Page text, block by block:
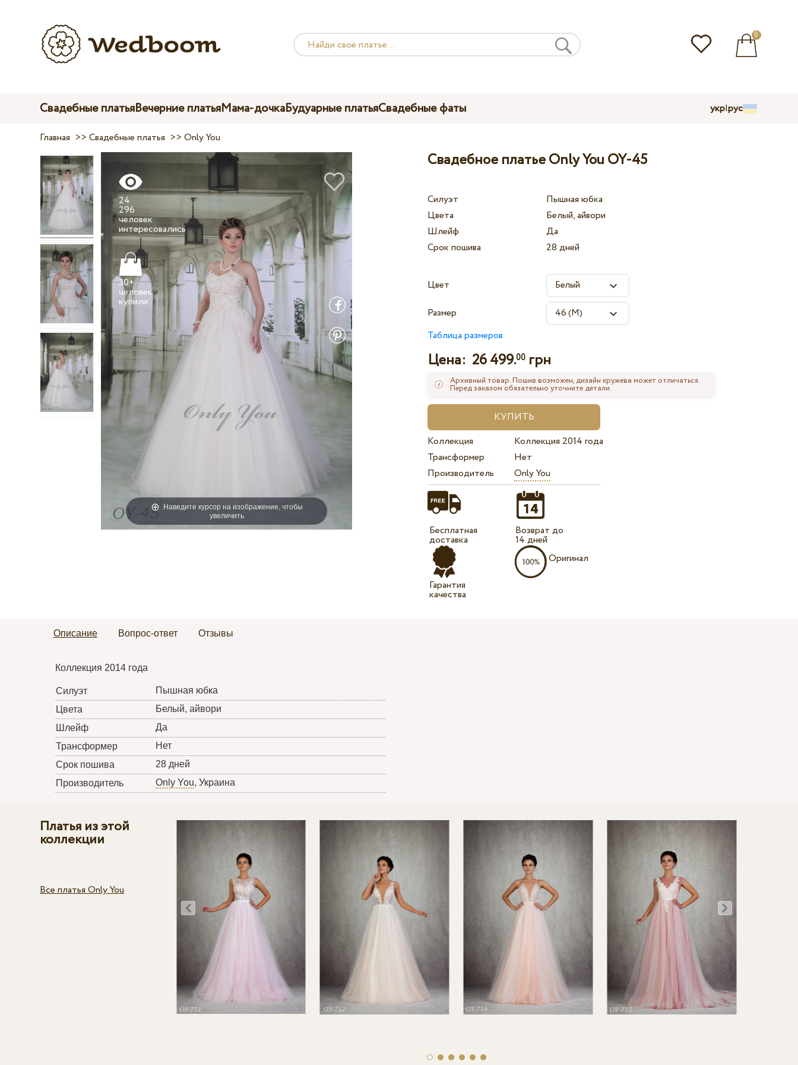
0
Свадебные платьяВечерние платьяМама-дочкаБудуарные платьяСвадебные фаты укр|рус
Главная >>Свадебные платья >>Only You
Наведите курсор на изображение, чтобы
увеличить
24
296
человек
30+
человек
Свадебное платье Only You OY-45
Силуэт
Пышная юбка
Цвета
Белый, айвори
Шлейф
Да
Срок пошива
28 дней
Цвет
Размер
Таблица размеров
Цена: 26 499.00 грн
Архивный товар. Пошив возможен, дизайн кружева может отличаться.
Перед заказом обязательно уточните детали.
Коллекция
Коллекция 2014 года
Трансформер
Нет
Производитель
Only You
Бесплатная
доставка
Гарантия
качества
Возврат до
14 дней
Оригинал
Описание Вопрос-ответ Отзывы
Коллекция 2014 года
Силуэт
Пышная юбка
Цвета
Белый, айвори
Шлейф
Да
Трансформер
Нет
Срок пошива
28 дней
Производитель
Only You, Украина
Платья из этой
коллекции
Все платья Only You